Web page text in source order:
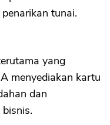
tunai.
yang
menyediakan kartu
dan